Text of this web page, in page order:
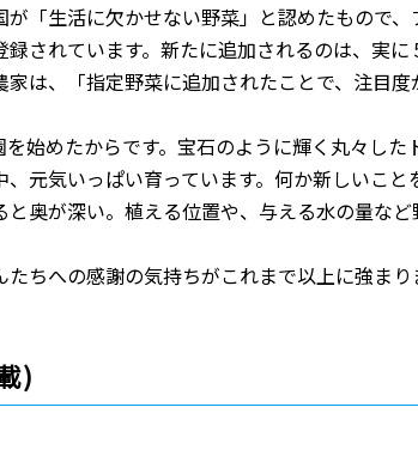
「生活に欠かせない野菜」と認めたもので、
されています。新たに追加されるのは、実に
は、「指定野菜に追加されたことで、注目度
始めたからです。宝石のように輝く丸々した
元気いっぱい育っています。何か新しいこと
奥が深い。植える位置や、与える水の量など
ちへの感謝の気持ちがこれまで以上に強まり
)